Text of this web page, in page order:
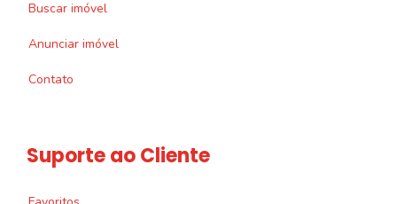
Buscar imóvel
Anunciar imóvel
Contato
Suporte ao Cliente